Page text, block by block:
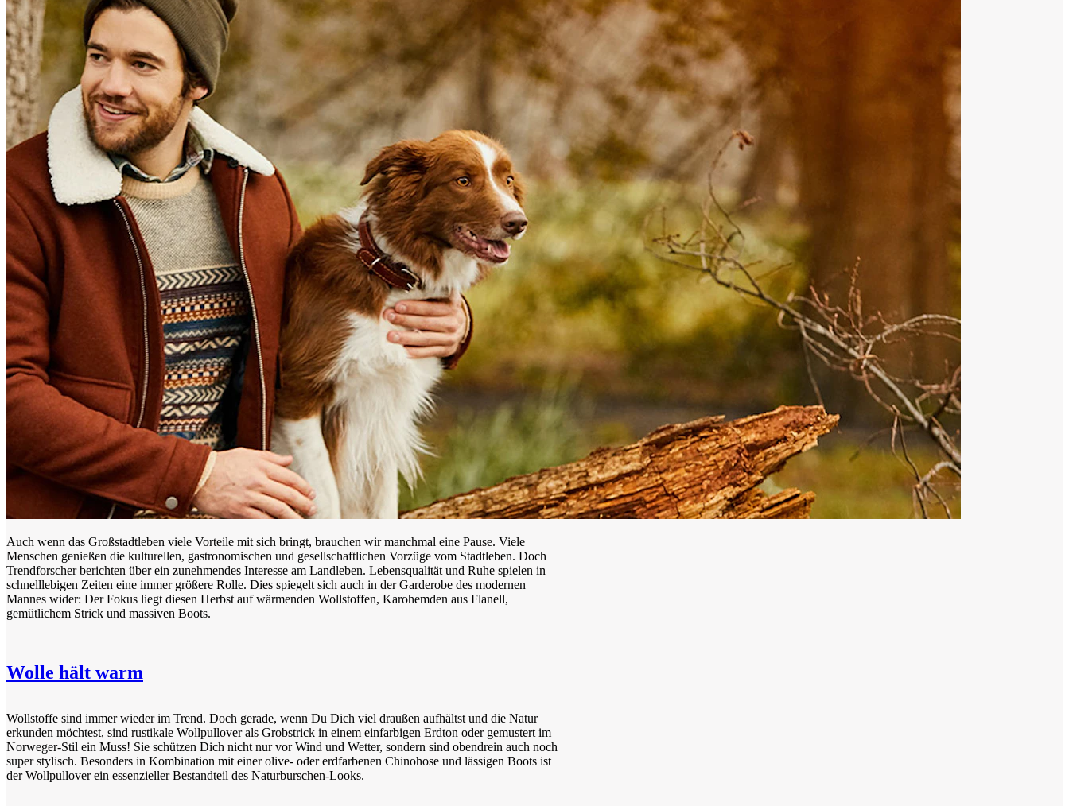
Auch wenn das Großstadtleben viele Vorteile mit sich bringt, brauchen wir manchmal eine Pause. Viele
Menschen genießen die kulturellen, gastronomischen und gesellschaftlichen Vorzüge vom Stadtleben. Doch
Trendforscher berichten über ein zunehmendes Interesse am Landleben. Lebensqualität und Ruhe spielen in
schnelllebigen Zeiten eine immer größere Rolle. Dies spiegelt sich auch in der Garderobe des modernen
Mannes wider: Der Fokus liegt diesen Herbst auf wärmenden Wollstoffen, Karohemden aus Flanell,
gemütlichem Strick und massiven Boots.
Wolle hält warm
Wollstoffe sind immer wieder im Trend. Doch gerade, wenn Du Dich viel draußen aufhältst und die Natur
erkunden möchtest, sind rustikale Wollpullover als Grobstrick in einem einfarbigen Erdton oder gemustert im
Norweger-Stil ein Muss! Sie schützen Dich nicht nur vor Wind und Wetter, sondern sind obendrein auch noch
super stylisch. Besonders in Kombination mit einer olive- oder erdfarbenen Chinohose und lässigen Boots ist
der Wollpullover ein essenzieller Bestandteil des Naturburschen-Looks.